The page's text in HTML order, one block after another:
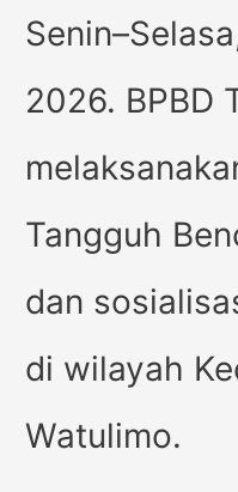
2026. BPBD
Tangguh
dan
di wilayah
Watulimo.